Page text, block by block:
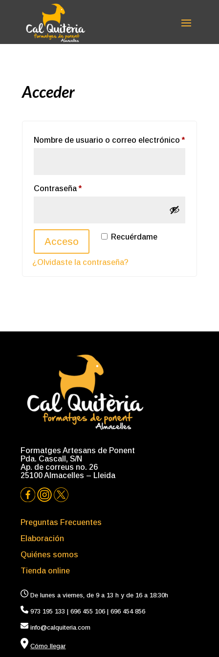
Acceder
Nombre de usuario o correo electrónico*
Contraseña*Obligatorio
Recuérdame
Acceso
¿Olvidaste la contraseña?
Formatges Artesans de Ponent
Pda. Cascall, S/N
Ap. de correus no. 26
25100 Almacelles – Lleida
Preguntas Frecuentes
Elaboración
Quiénes somos
Tienda online
De lunes a viernes, de 9 a 13 h y de 16 a 18:30h
973 195 133 |696 455 106 |696 454 856
info@calquiteria.com
Cómo llegar